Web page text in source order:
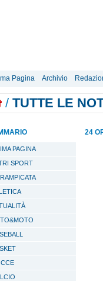
Pagina Archivio
/ TUTTE LE
PAGINA
SPORT
24